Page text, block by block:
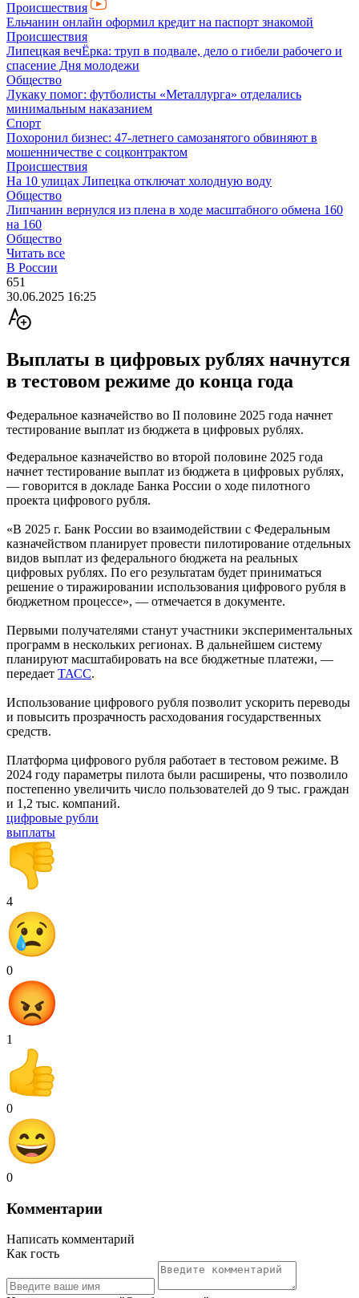
Происшествия
Ельчанин онлайн оформил кредит на паспорт знакомой
Происшествия
Липецкая вечЁрка: труп в подвале, дело о гибели рабочего и
спасение Дня молодежи
Общество
Лукаку помог: футболисты «Металлурга» отделались
минимальным наказанием
Спорт
Похоронил бизнес: 47-летнего самозанятого обвиняют в
мошенничестве с соцконтрактом
Происшествия
На 10 улицах Липецка отключат холодную воду
Общество
Липчанин вернулся из плена в ходе масштабного обмена 160
на 160
Общество
Читать все
В России
651
30.06.2025 16:25
Выплаты в цифровых рублях начнутся
в тестовом режиме до конца года
Федеральное казначейство во II половине 2025 года начнет
тестирование выплат из бюджета в цифровых рублях.
Федеральное казначейство во второй половине 2025 года
начнет тестирование выплат из бюджета в цифровых рублях,
— говорится в докладе Банка России о ходе пилотного
проекта цифрового рубля.
«В 2025 г. Банк России во взаимодействии с Федеральным
казначейством планирует провести пилотирование отдельных
видов выплат из федерального бюджета на реальных
цифровых рублях. По его результатам будет приниматься
решение о тиражировании использования цифрового рубля в
бюджетном процессе», — отмечается в документе.
Первыми получателями станут участники экспериментальных
программ в нескольких регионах. В дальнейшем систему
планируют масштабировать на все бюджетные платежи, —
передает ТАСС.
Использование цифрового рубля позволит ускорить переводы
и повысить прозрачность расходования государственных
средств.
Платформа цифрового рубля работает в тестовом режиме. В
2024 году параметры пилота были расширены, что позволило
постепенно увеличить число пользователей до 9 тыс. граждан
и 1,2 тыс. компаний.
цифровые рубли
выплаты
4
0
1
0
0
Комментарии
Написать комментарий
Как гость